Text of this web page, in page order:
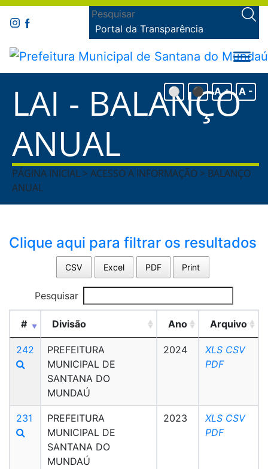
Portal da Transparência
LAI - BALANÇO
ANUAL
PÁGINA INICIAL > ACESSO A INFORMAÇÃO > BALANÇO
ANUAL
A -
A +
⚫
⚪
Clique aqui para filtrar os resultados
CSV Excel PDF Print
Pesquisar
# Divisão Ano Arquivo
242
PREFEITURA
MUNICIPAL DE
SANTANA DO
MUNDAÚ
2024 XLS CSV
PDF
231
PREFEITURA
MUNICIPAL DE
SANTANA DO
MUNDAÚ
2023 XLS CSV
PDF